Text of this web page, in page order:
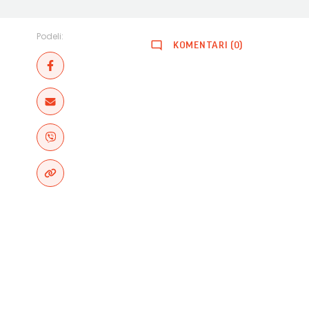
Podeli:
KOMENTARI (0)